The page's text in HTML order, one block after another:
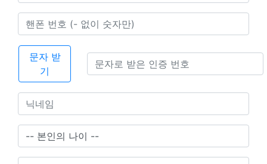
문자 받
기